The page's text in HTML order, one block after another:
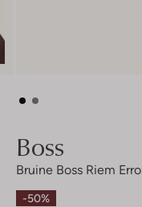
Boss
Bruine Boss Riem
-50%